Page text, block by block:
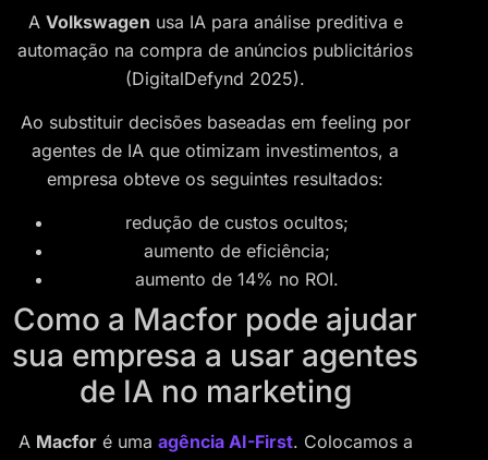
A Volkswagen usa IA para análise preditiva e
automação na compra de anúncios publicitários
(DigitalDefynd 2025).
Ao substituir decisões baseadas em feeling por
agentes de IA que otimizam investimentos, a
empresa obteve os seguintes resultados:
redução de custos ocultos;
aumento de eficiência;
aumento de 14% no ROI.
Como a Macfor pode ajudar
sua empresa a usar agentes
de IA no marketing
A Macforé uma agência AI-First. Colocamos a